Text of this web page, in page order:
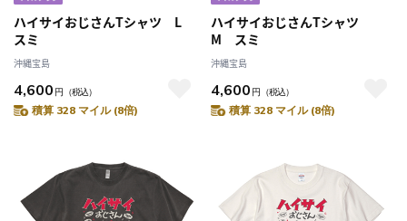
ハイサイおじさんTシャツ L
スミ
沖縄宝島
4,600 円 （税込）
積算 328 マイル (8倍)
ハイサイおじさんTシャツ
M スミ
沖縄宝島
4,600 円 （税込）
積算 328 マイル (8倍)